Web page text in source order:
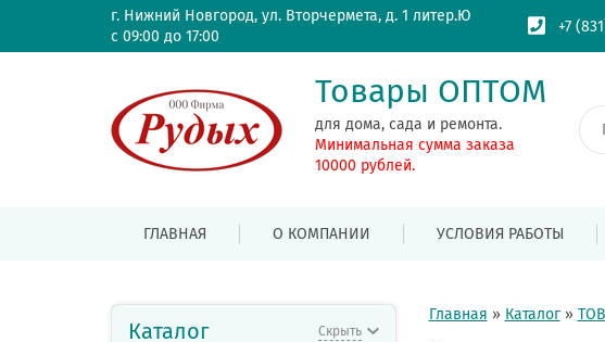
г. Нижний Новгород, ул. Вторчермета, д. 1 литер.Ю
с 09:00 до 17:00
+7
Товары ОПТОМ
для дома, сада и ремонта.
Минимальная сумма заказа
10000 рублей.
ГЛАВНАЯ О КОМПАНИИ УСЛОВИЯ РАБОТЫ
Каталог Скрыть
Главная » Каталог»